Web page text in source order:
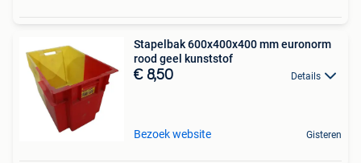
Stapelbak 600x400x400 mm euronorm
rood geel kunststof
€ 8,50 Details
Bezoek website Gisteren